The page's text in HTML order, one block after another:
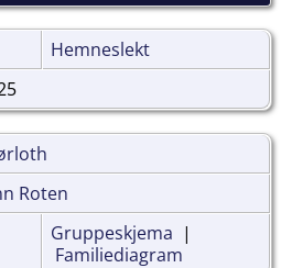
Hemneslekt
Roten
Gruppeskjema |
Familiediagram